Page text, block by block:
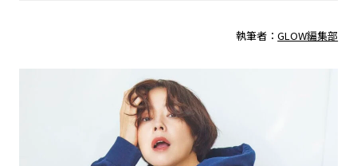
執筆者：GLOW編集部